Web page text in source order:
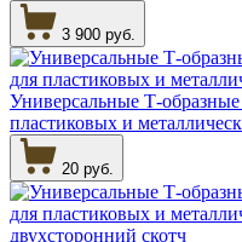
3 900 руб.
Универсальные Т-
пластиковых и
20 руб.